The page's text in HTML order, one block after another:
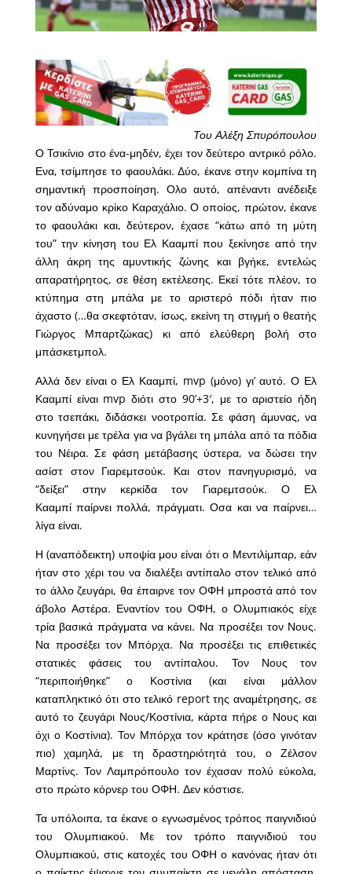
Του Αλέξη Σπυρόπουλου
Ο Τσικίνιο στο ένα-μηδέν, έχει τον δεύτερο αντρικό ρόλο.
Ενα, τσίμπησε το φαουλάκι. Δύο, έκανε στην κομπίνα τη
σημαντική προσποίηση. Ολο αυτό, απέναντι ανέδειξε
τον αδύναμο κρίκο Καραχάλιο. Ο οποίος, πρώτον, έκανε
το φαουλάκι και, δεύτερον, έχασε “κάτω από τη μύτη
του” την κίνηση του Ελ Κααμπί που ξεκίνησε από την
άλλη άκρη της αμυντικής ζώνης και βγήκε, εντελώς
απαρατήρητος, σε θέση εκτέλεσης. Εκεί τότε πλέον, το
κτύπημα στη μπάλα με το αριστερό πόδι ήταν πιο
άχαστο (…θα σκεφτόταν, ίσως, εκείνη τη στιγμή ο θεατής
Γιώργος Μπαρτζώκας) κι από ελεύθερη βολή στο
μπάσκετμπολ.
Αλλά δεν είναι ο Ελ Κααμπί, mvp (μόνο) γι’ αυτό. Ο Ελ
Κααμπί είναι mvp διότι στο 90’+3′, με το αριστείο ήδη
στο τσεπάκι, διδάσκει νοοτροπία. Σε φάση άμυνας, να
κυνηγήσει με τρέλα για να βγάλει τη μπάλα από τα πόδια
του Νέιρα. Σε φάση μετάβασης ύστερα, να δώσει την
ασίστ στον Γιαρεμτσούκ. Και στον πανηγυρισμό, να
“δείξει” στην κερκίδα τον Γιαρεμτσούκ. Ο Ελ
Κααμπί παίρνει πολλά, πράγματι. Οσα και να παίρνει…
λίγα είναι.
Η (αναπόδεικτη) υποψία μου είναι ότι ο Μεντιλίμπαρ, εάν
ήταν στο χέρι του να διαλέξει αντίπαλο στον τελικό από
το άλλο ζευγάρι, θα έπαιρνε τον ΟΦΗ μπροστά από τον
άβολο Αστέρα. Εναντίον του ΟΦΗ, ο Ολυμπιακός είχε
τρία βασικά πράγματα να κάνει. Να προσέξει τον Νους.
Να προσέξει τον Μπόρχα. Να προσέξει τις επιθετικές
στατικές φάσεις του αντίπαλου. Τον Νους τον
“περιποιήθηκε” ο Κοστίνια (και είναι μάλλον
καταπληκτικό ότι στο τελικό report της αναμέτρησης, σε
αυτό το ζευγάρι Νους/Κοστίνια, κάρτα πήρε ο Νους και
όχι ο Κοστίνια). Τον Μπόρχα τον κράτησε (όσο γινόταν
πιο) χαμηλά, με τη δραστηριότητά του, ο Ζέλσον
Μαρτίνς. Τον Λαμπρόπουλο τον έχασαν πολύ εύκολα,
στο πρώτο κόρνερ του ΟΦΗ. Δεν κόστισε.
Τα υπόλοιπα, τα έκανε ο εγνωσμένος τρόπος παιγνιδιού
του Ολυμπιακού. Με τον τρόπο παιγνιδιού του
Ολυμπιακού, στις κατοχές του ΟΦΗ ο κανόνας ήταν ότι